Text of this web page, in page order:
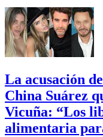
La acusación
China Suárez
Vicuña: “Los
alimentaria